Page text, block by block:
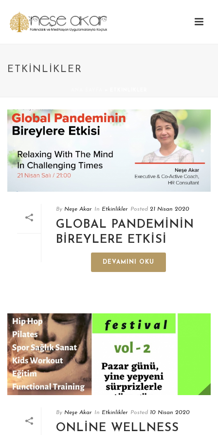
ETKINLIKLER
By Neşe Akar In Etkinlikler Posted 21 Nisan 2020
GLOBAL PANDEMININ
BIREYLERE ETKISI
DEVAMINI OKU
By Neşe Akar In Etkinlikler Posted 10 Nisan 2020
ONLINE WELLNESS